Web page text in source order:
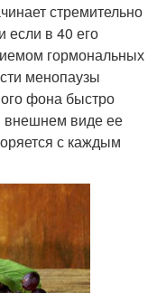
стремительно
если в 40 его
гормональных
менопаузы
фона быстро
внешнем виде ее
с каждым